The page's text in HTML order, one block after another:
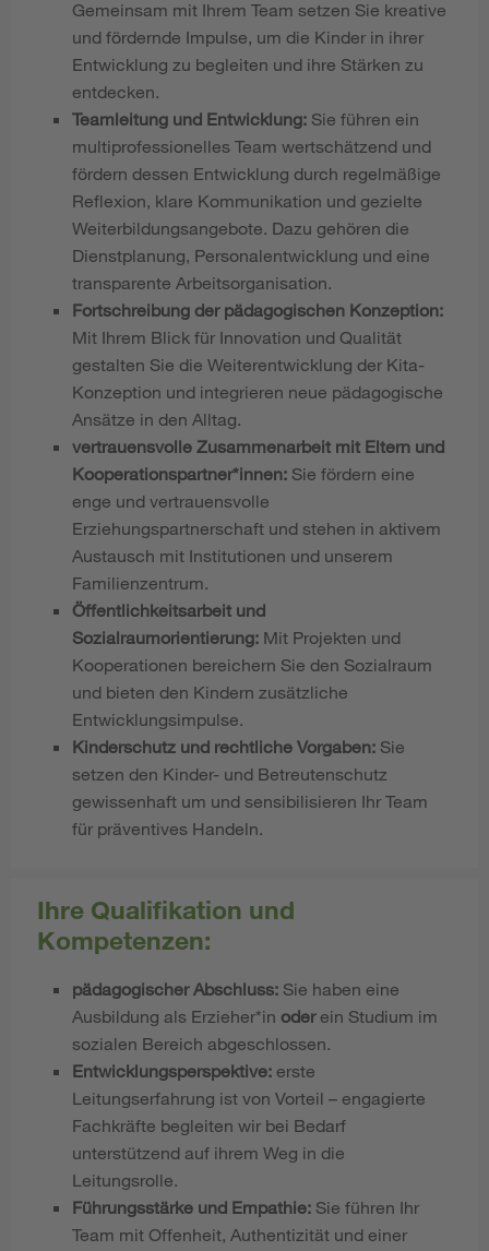
Gemeinsam mit Ihrem Team setzen Sie kreative
und fördernde Impulse, um die Kinder in ihrer
Entwicklung zu begleiten und ihre Stärken zu
entdecken.
Teamleitung und Entwicklung: Sie führen ein
multiprofessionelles Team wertschätzend und
fördern dessen Entwicklung durch regelmäßige
Reflexion, klare Kommunikation und gezielte
Weiterbildungsangebote. Dazu gehören die
Dienstplanung, Personalentwicklung und eine
transparente Arbeitsorganisation.
Fortschreibung der pädagogischen Konzeption:
Mit Ihrem Blick für Innovation und Qualität
gestalten Sie die Weiterentwicklung der Kita-
Konzeption und integrieren neue pädagogische
Ansätze in den Alltag.
vertrauensvolle Zusammenarbeit mit Eltern und
Kooperationspartner*innen: Sie fördern eine
enge und vertrauensvolle
Erziehungspartnerschaft und stehen in aktivem
Austausch mit Institutionen und unserem
Familienzentrum.
Öffentlichkeitsarbeit und
Sozialraumorientierung: Mit Projekten und
Kooperationen bereichern Sie den Sozialraum
und bieten den Kindern zusätzliche
Entwicklungsimpulse.
Kinderschutz und rechtliche Vorgaben: Sie
setzen den Kinder- und Betreutenschutz
gewissenhaft um und sensibilisieren Ihr Team
für präventives Handeln.
Ihre Qualifikation und
Kompetenzen:
pädagogischer Abschluss: Sie haben eine
Ausbildung als Erzieher*in oderein Studium im
sozialen Bereich abgeschlossen.
Entwicklungsperspektive: erste
Leitungserfahrung ist von Vorteil – engagierte
Fachkräfte begleiten wir bei Bedarf
unterstützend auf ihrem Weg in die
Leitungsrolle.
Führungsstärke und Empathie: Sie führen Ihr
Team mit Offenheit, Authentizität und einer